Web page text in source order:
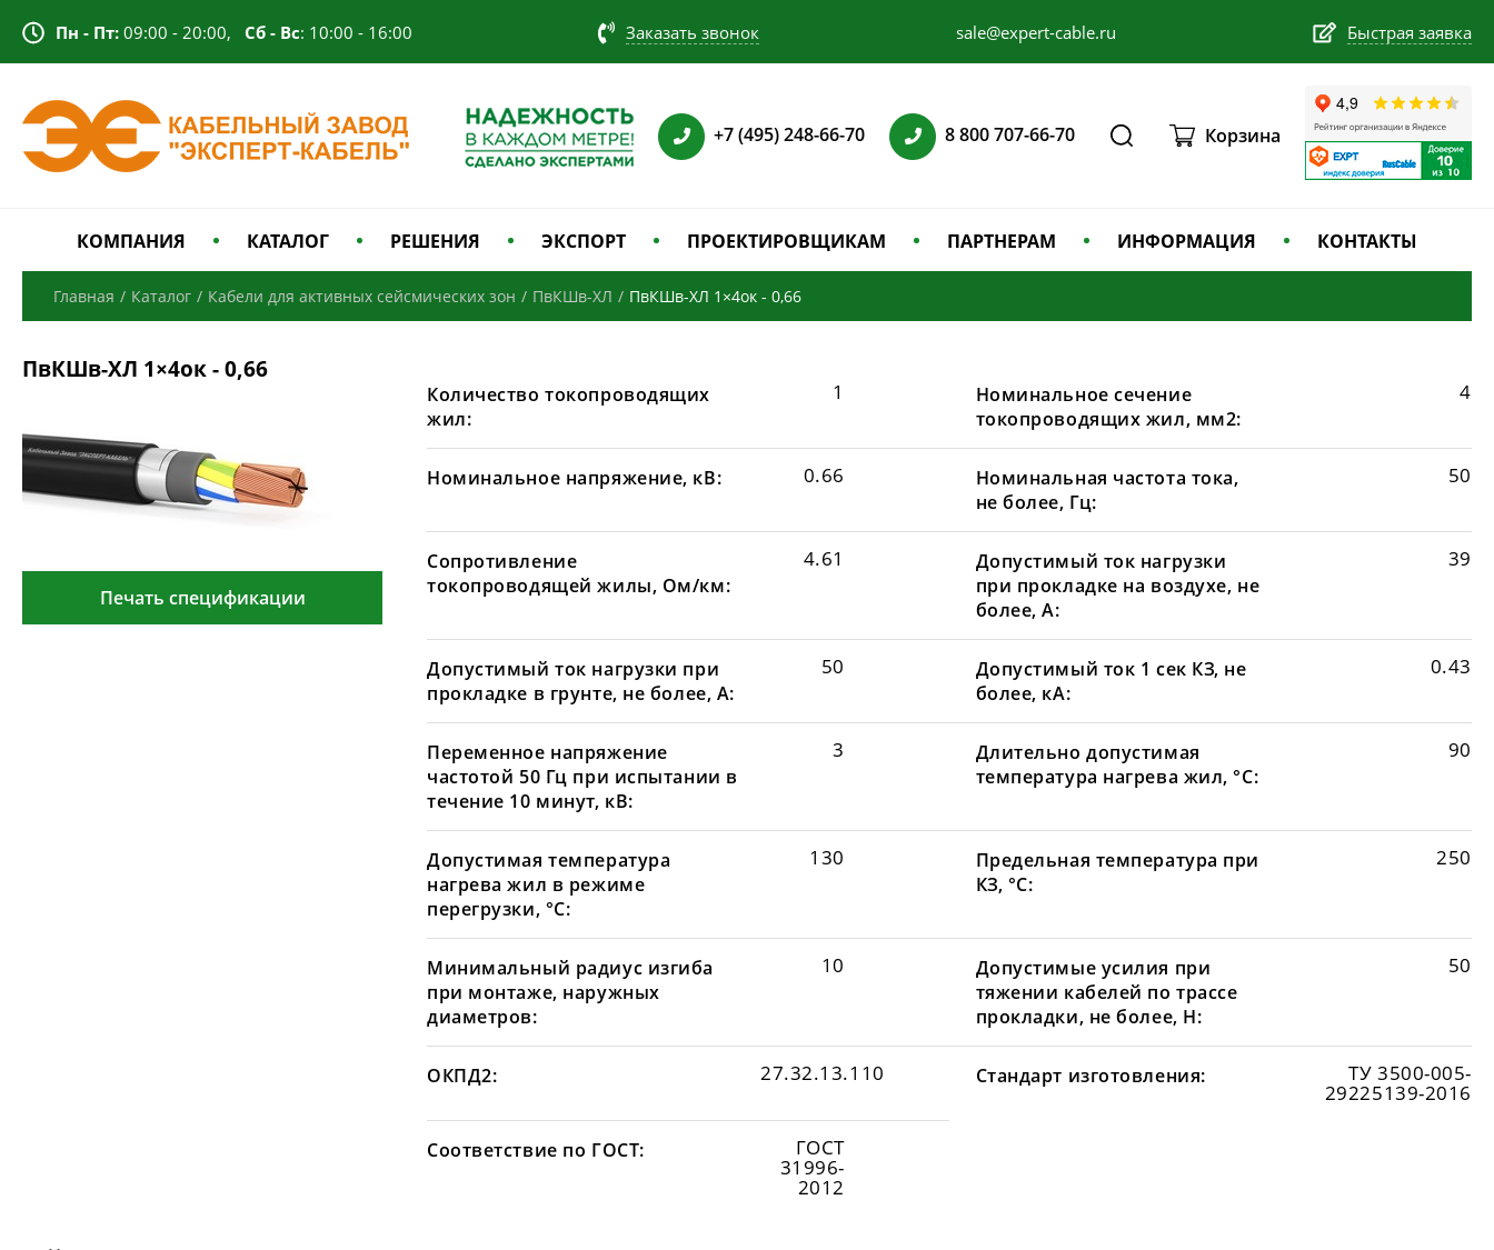
Пн - Пт: 09:00 - 20:00, Сб - Вс: 10:00 - 16:00 Заказать звонок sale@expert-cable.ru Быстрая заявка
+7 (495) 248-66-70 8 800 707-66-70 Корзина
КОМПАНИЯ КАТАЛОГ РЕШЕНИЯ ЭКСПОРТ ПРОЕКТИРОВЩИКАМ ПАРТНЕРАМ ИНФОРМАЦИЯ КОНТАКТЫ
Главная / Каталог / Кабели для активных сейсмических зон / ПвКШв-ХЛ / ПвКШв-ХЛ 1×4ок - 0,66
ПвКШв-ХЛ 1×4ок - 0,66
Печать спецификации
Количество токопроводящих
жил:
1
Номинальное сечение
токопроводящих жил, мм2:
4
Номинальное напряжение, кВ: 0.66
Номинальная частота тока,
не более, Гц:
50
Сопротивление
токопроводящей жилы, Ом/км:
4.61
Допустимый ток нагрузки
при прокладке на воздухе, не
более, А:
39
Допустимый ток нагрузки при
прокладке в грунте, не более, А:
50
Допустимый ток 1 сек КЗ, не
более, кА:
0.43
Переменное напряжение
частотой 50 Гц при испытании в
течение 10 минут, кВ:
3
Длительно допустимая
температура нагрева жил, °С:
90
Допустимая температура
нагрева жил в режиме
перегрузки, °С:
130
Предельная температура при
КЗ, °С:
250
Минимальный радиус изгиба
при монтаже, наружных
диаметров:
10
Допустимые усилия при
тяжении кабелей по трассе
прокладки, не более, Н:
50
ОКПД2: 27.32.13.110 Стандарт изготовления: ТУ 3500-005-
29225139-2016
Соответствие по ГОСТ: ГОСТ
31996-
2012